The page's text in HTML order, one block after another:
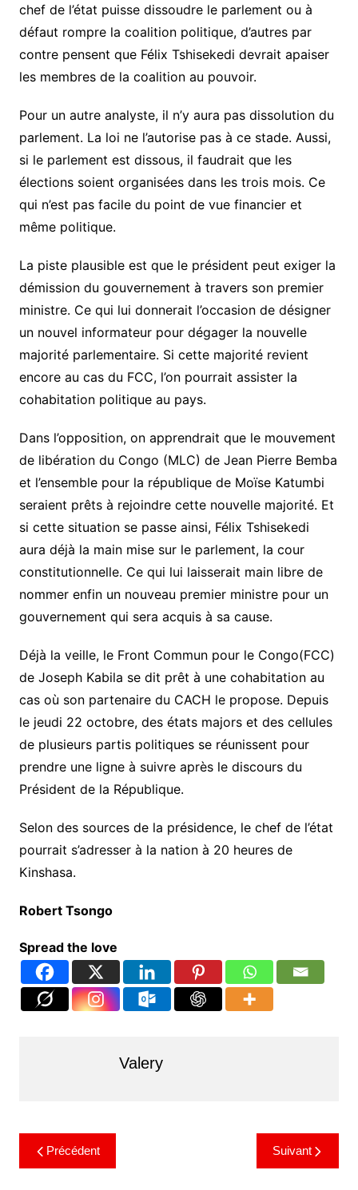
chef de l’état puisse dissoudre le parlement ou à
défaut rompre la coalition politique, d’autres par
contre pensent que Félix Tshisekedi devrait apaiser
les membres de la coalition au pouvoir.
Pour un autre analyste, il n’y aura pas dissolution du
parlement. La loi ne l’autorise pas à ce stade. Aussi,
si le parlement est dissous, il faudrait que les
élections soient organisées dans les trois mois. Ce
qui n’est pas facile du point de vue financier et
même politique.
La piste plausible est que le président peut exiger la
démission du gouvernement à travers son premier
ministre. Ce qui lui donnerait l’occasion de désigner
un nouvel informateur pour dégager la nouvelle
majorité parlementaire. Si cette majorité revient
encore au cas du FCC, l’on pourrait assister la
cohabitation politique au pays.
Dans l’opposition, on apprendrait que le mouvement
de libération du Congo (MLC) de Jean Pierre Bemba
et l’ensemble pour la république de Moïse Katumbi
seraient prêts à rejoindre cette nouvelle majorité. Et
si cette situation se passe ainsi, Félix Tshisekedi
aura déjà la main mise sur le parlement, la cour
constitutionnelle. Ce qui lui laisserait main libre de
nommer enfin un nouveau premier ministre pour un
gouvernement qui sera acquis à sa cause.
Déjà la veille, le Front Commun pour le Congo(FCC)
de Joseph Kabila se dit prêt à une cohabitation au
cas où son partenaire du CACH le propose. Depuis
le jeudi 22 octobre, des états majors et des cellules
de plusieurs partis politiques se réunissent pour
prendre une ligne à suivre après le discours du
Président de la République.
Selon des sources de la présidence, le chef de l’état
pourrait s’adresser à la nation à 20 heures de
Kinshasa.
Robert Tsongo
Spread the love
Valery
Précédent Suivant